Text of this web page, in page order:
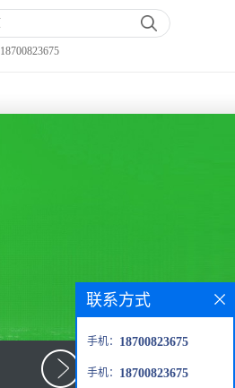
18700823675
联系方式
手机： 18700823675
手机： 18700823675